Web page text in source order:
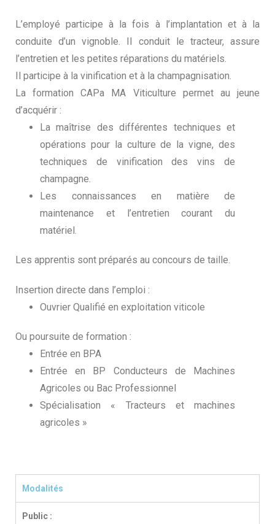
L’employé participe à la fois à l’implantation et à la
conduite d’un vignoble. Il conduit le tracteur, assure
l’entretien et les petites réparations du matériels.
Il participe à la vinification et à la champagnisation.
La formation CAPa MA Viticulture permet au jeune
d’acquérir :
La maîtrise des différentes techniques et
opérations pour la culture de la vigne, des
techniques de vinification des vins de
champagne.
Les connaissances en matière de
maintenance et l’entretien courant du
matériel.
Les apprentis sont préparés au concours de taille.
Insertion directe dans l’emploi :
Ouvrier Qualifié en exploitation viticole
Ou poursuite de formation :
Entrée en BPA
Entrée en BP Conducteurs de Machines
Agricoles ou Bac Professionnel
Spécialisation « Tracteurs et machines
agricoles »
Modalités
Public :